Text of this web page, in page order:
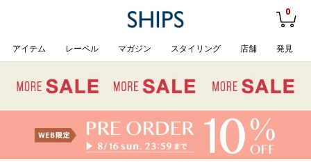
0
アイテム レーベル マガジン スタイリング 店舗 発見